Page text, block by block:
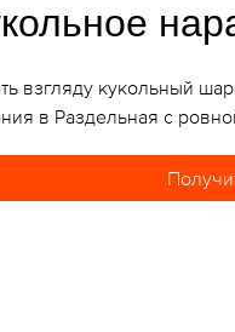
взгляду кукольный
в Раздельная с